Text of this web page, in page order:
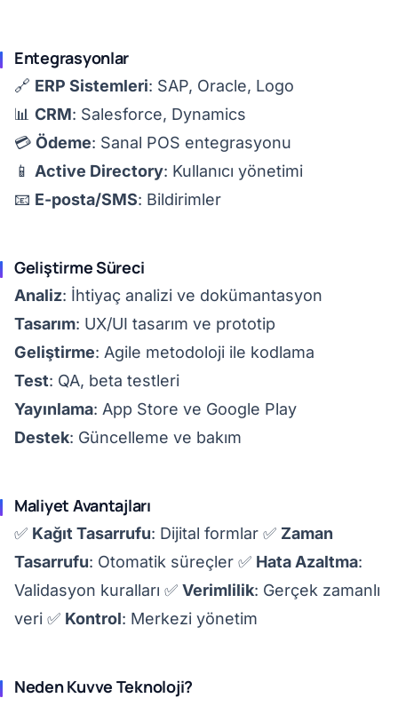
Entegrasyonlar
🔗 ERP Sistemleri: SAP, Oracle, Logo
📊 CRM: Salesforce, Dynamics
💳 Ödeme: Sanal POS entegrasyonu
📱 Active Directory: Kullanıcı yönetimi
📧 E-posta/SMS: Bildirimler
Geliştirme Süreci
Analiz: İhtiyaç analizi ve dokümantasyon
Tasarım: UX/UI tasarım ve prototip
Geliştirme: Agile metodoloji ile kodlama
Test: QA, beta testleri
Yayınlama: App Store ve Google Play
Destek: Güncelleme ve bakım
Maliyet Avantajları
✅ Kağıt Tasarrufu: Dijital formlar ✅ Zaman
Tasarrufu: Otomatik süreçler ✅ Hata Azaltma:
Validasyon kuralları ✅ Verimlilik: Gerçek zamanlı
veri ✅ Kontrol: Merkezi yönetim
Neden Kuvve Teknoloji?